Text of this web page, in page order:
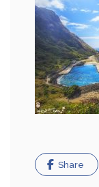
Share